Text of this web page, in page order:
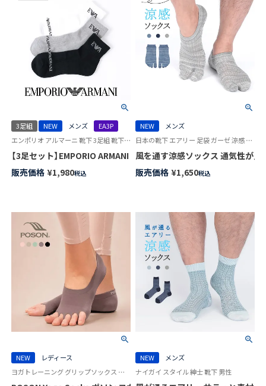
3足組 NEW メンズ
EA3P
エンポリオ アルマーニ 靴下 3足組 靴下 男性
【3足セット】EMPORIO ARMANI EAロゴ ショート丈 足底パイル
販売価格 ¥1,980税込
NEW
メンズ
日本の靴下 エアリー 足袋 ガーゼ 涼感 紳士 靴下 男性 ナイガイ コンフォート
風を通す涼感ソックス 通気性が
販売価格 ¥1,650税込
NEW
レディース
ヨガトレーニング グリップソックス 女性 プレゼント ギフト
NEW
メンズ
ナイガイ スタイル 紳士 靴下 男性